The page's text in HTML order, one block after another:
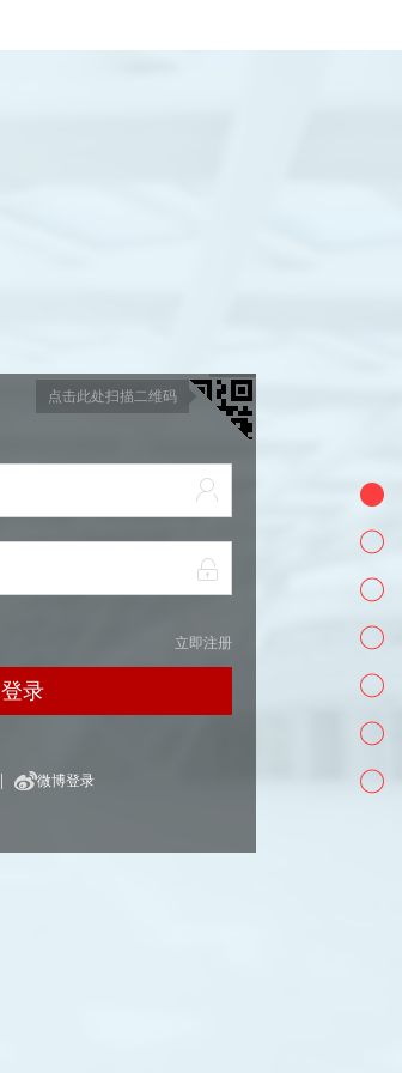
点击此处扫描二维码
立即注册
登录
微博登录